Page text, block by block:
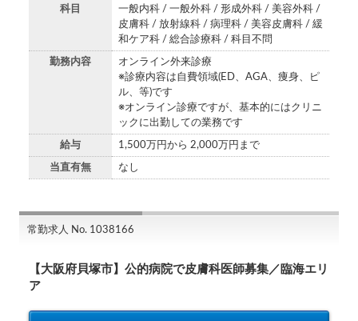
科目
一般内科 / 一般外科 / 形成外科 / 美容外科 /
皮膚科 / 放射線科 / 病理科 / 美容皮膚科 / 緩
和ケア科 / 総合診療科 / 科目不問
勤務内容
オンライン外来診療
※診療内容は自費領域(ED、AGA、痩身、ピ
ル、等)です
※オンライン診療ですが、基本的にはクリニ
ックに出勤しての業務です
給与 1,500万円から 2,000万円まで
当直有無 なし
常勤求人 No. 1038166
【大阪府貝塚市】公的病院で皮膚科医師募集／臨海エリ
ア